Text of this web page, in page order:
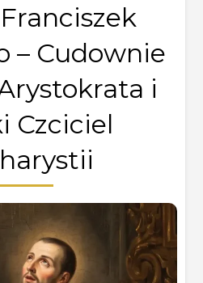
– Cudownie
i
Czciciel